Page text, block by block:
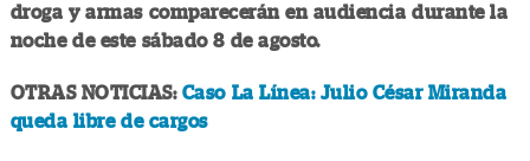
droga y armas comparecerán en audiencia durante la
noche de este sábado 8 de agosto.
OTRAS NOTICIAS: Caso La Línea: Julio César Miranda
queda libre de cargos